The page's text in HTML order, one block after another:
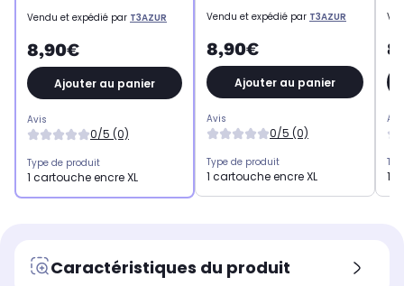
Vendu et expédié par T3AZUR
8,90€
Ajouter au panier
Avis
0/5 (0)
Type de produit
1 cartouche encre XL
Vendu et expédié par T3AZUR
8,90€
Ajouter au panier
Avis
0/5 (0)
Type de produit
1 cartouche encre XL 1
Caractéristiques du produit